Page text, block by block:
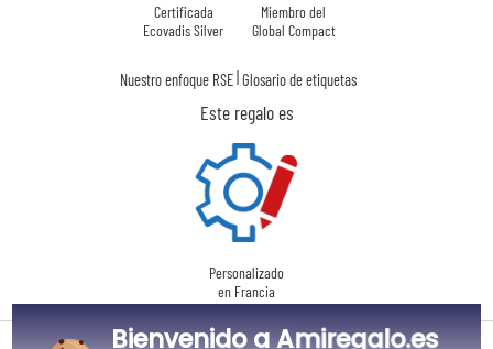
Certificada
Ecovadis Silver
Miembro del
Global Compact
Nuestro enfoque RSE|Glosario de etiquetas
Este regalo es
Personalizado
en Francia
Bienvenido a Amiregalo.es